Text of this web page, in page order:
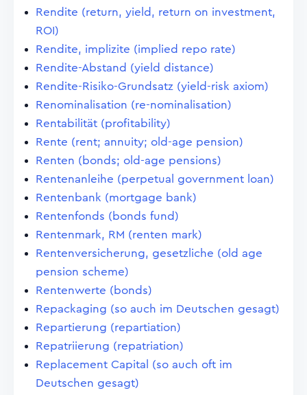
Rendite (return, yield, return on investment,
ROI)
Rendite, implizite (implied repo rate)
Rendite-Abstand (yield distance)
Rendite-Risiko-Grundsatz (yield-risk axiom)
Renominalisation (re-nominalisation)
Rentabilität (profitability)
Rente (rent; annuity; old-age pension)
Renten (bonds; old-age pensions)
Rentenanleihe (perpetual government loan)
Rentenbank (mortgage bank)
Rentenfonds (bonds fund)
Rentenmark, RM (renten mark)
Rentenversicherung, gesetzliche (old age
pension scheme)
Rentenwerte (bonds)
Repackaging (so auch im Deutschen gesagt)
Repartierung (repartiation)
Repatriierung (repatriation)
Replacement Capital (so auch oft im
Deutschen gesagt)